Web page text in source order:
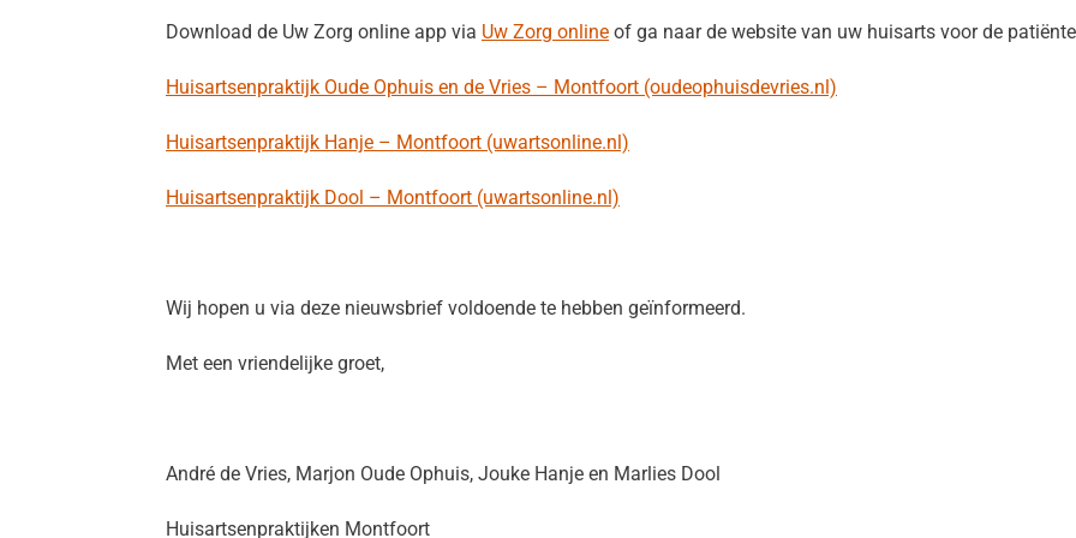
Download de Uw Zorg online app via Uw Zorg online of ga naar de website van uw huisarts voor de
Huisartsenpraktijk Oude Ophuis en de Vries – Montfoort (oudeophuisdevries.nl)
Huisartsenpraktijk Hanje – Montfoort (uwartsonline.nl)
Huisartsenpraktijk Dool – Montfoort (uwartsonline.nl)
Wij hopen u via deze nieuwsbrief voldoende te hebben geïnformeerd.
Met een vriendelijke groet,
André de Vries, Marjon Oude Ophuis, Jouke Hanje en Marlies Dool
Huisartsenpraktijken Montfoort